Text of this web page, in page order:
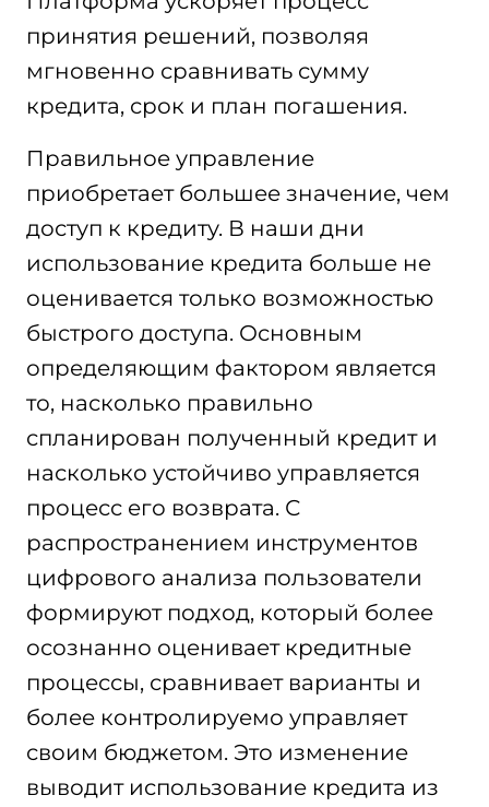
принятия решений, позволяя
мгновенно сравнивать сумму
кредита, срок и план погашения.
Правильное управление
приобретает большее значение, чем
доступ к кредиту. В наши дни
использование кредита больше не
оценивается только возможностью
быстрого доступа. Основным
определяющим фактором является
то, насколько правильно
спланирован полученный кредит и
насколько устойчиво управляется
процесс его возврата. С
распространением инструментов
цифрового анализа пользователи
формируют подход, который более
осознанно оценивает кредитные
процессы, сравнивает варианты и
более контролируемо управляет
своим бюджетом. Это изменение
выводит использование кредита из